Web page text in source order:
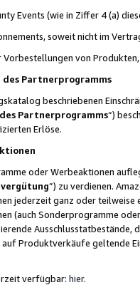
Events (wie in Ziffer 4 (a)
soweit nicht im
von
des Partnerprogramms
beschriebenen
Partnerprogramms“)
Erlöse.
oder Werbeaktionen
”) zu verdienen.
jederzeit ganz oder
(auch Sonderprogramme
Ausschlusstatbestände,
Produktverkäufe geltende
verfügbar: hier.